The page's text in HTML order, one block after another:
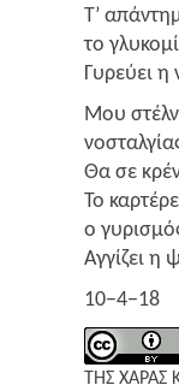
Τ’
το
Γυρεύ­ει η
Μου
Θα σε
Το
ο
Αγγί­ζει η
10−4−18
ΤΗΣ ΧΑΡΑΣ